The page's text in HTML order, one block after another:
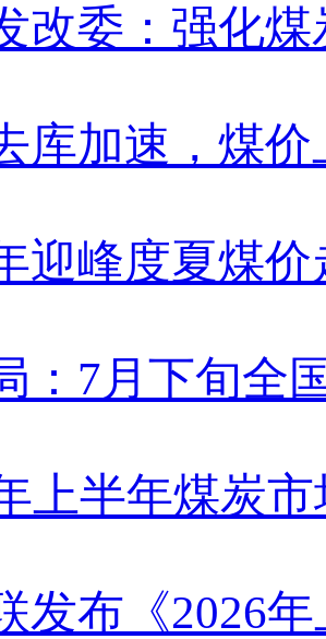
改委：强化
库加速，煤
迎峰度夏煤价
：7月下旬全
上半年煤炭
发布《2026